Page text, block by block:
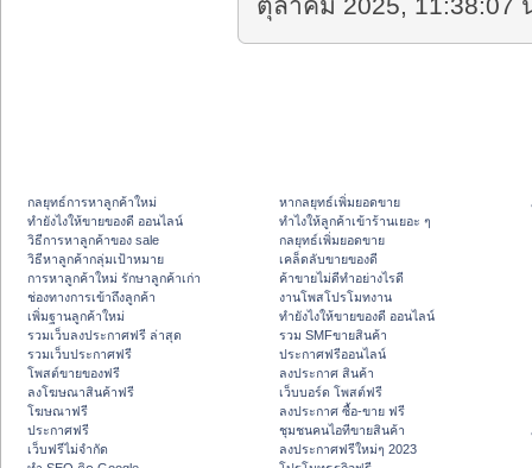
ตุลาคม 2025, 11:38:07
กลยุทธ์การหาลูกค้าใหม่
ทํายังไงให้ขายของดี ออนไลน์
วิธีการหาลูกค้าของ sale
วิธีหาลูกค้ากลุ่มเป้าหมาย
การหาลูกค้าใหม่ รักษาลูกค้าเก่า
ช่องทางการเข้าถึงลูกค้า
เพิ่มฐานลูกค้าใหม่
รวมเว็บลงประกาศฟรี ล่าสุด
รวมเว็บประกาศฟรี
โพสต์ขายของฟรี
ลงโฆษณาสินค้าฟรี
โฆษณาฟรี
ประกาศฟรี
เว็บฟรีไม่จำกัด
หากลยุทธ์เพิ่มยอดขาย
ทําไงให้ลูกค้าเข้าร้านเยอะ ๆ
กลยุทธ์เพิ่มยอดขาย
เคล็ดลับขายของดี
ค้าขายไม่ดีทำอย่างไรดี
งานโพสโปรโมทงาน
ทํายังไงให้ขายของดี ออนไลน์
รวม SMFขายสินค้า
ประกาศฟรีออนไลน์
ลงประกาศ สินค้า
เว็บบอร์ด โพสต์ฟรี
ลงประกาศ ซื้อ-ขาย ฟรี
ชุมชนคนไอทีขายสินค้า
ลงประกาศฟรีใหม่ๆ 2023